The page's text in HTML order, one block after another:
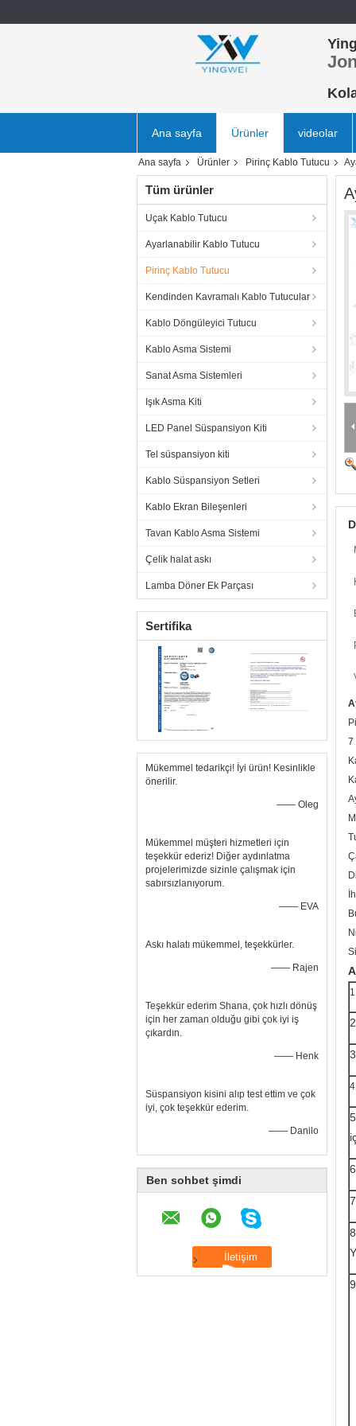
Ana sayfa Ürünler videolar
Ana sayfa Ürünler Pirinç Kablo Tutucu
Tüm ürünler
Uçak Kablo Tutucu
Ayarlanabilir Kablo Tutucu
Pirinç Kablo Tutucu
Kendinden Kavramalı Kablo Tutucular
Kablo Döngüleyici Tutucu
Kablo Asma Sistemi
Sanat Asma Sistemleri
Işık Asma Kiti
LED Panel Süspansiyon Kiti
Tel süspansiyon kiti
Kablo Süspansiyon Setleri
Kablo Ekran Bileşenleri
Tavan Kablo Asma Sistemi
Çelik halat askı
Lamba Döner Ek Parçası
Sertifika
Mükemmel tedarikçi! İyi ürün! Kesinlikle
önerilir.
—— Oleg
Mükemmel müşteri hizmetleri için
teşekkür ederiz! Diğer aydınlatma
projelerimizde sizinle çalışmak için
sabırsızlanıyorum.
—— EVA
Askı halatı mükemmel, teşekkürler.
—— Rajen
Teşekkür ederim Shana, çok hızlı dönüş
için her zaman olduğu gibi çok iyi iş
çıkardın.
—— Henk
Süspansiyon kisini alıp test ettim ve çok
iyi, çok teşekkür ederim.
—— Danilo
Ben sohbet şimdi
7